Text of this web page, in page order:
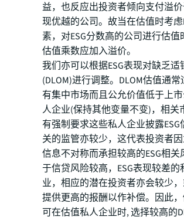
益，也反应出投资者倾向支付溢价
现优越的公司。故当在估值时考虑
素，对ESG分数高的公司进行估值
估值乘数应加入溢价。
我们亦可以根据ESG表现对缺乏适
(DLOM)进行调整。DLOM估值通
有集中市场而且公允价值低于上
人企业(保持其他变量不变)，相关
有强制要求这些私人企业披露ESG
关的监管亦较少，这代表投资者
信息不对称而承担较高的ESG相关
于信贷风险较高，ESG表现较差的
业，相应的潜在投资者亦会较少
提供更高的报酬以作补偿。因此
可在估值私人企业时, 选择较高的